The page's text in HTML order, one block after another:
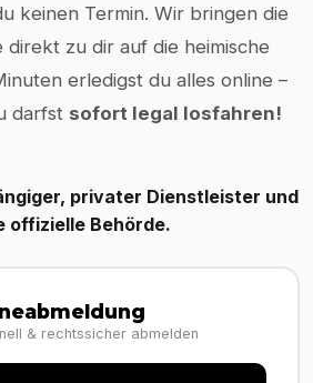
keinen Termin. Wir bringen die
direkt zu dir auf die heimische
erledigst du alles online –
darfst sofort legal losfahren!
privater Dienstleister und
offizielle Behörde.
& rechtssicher abmelden